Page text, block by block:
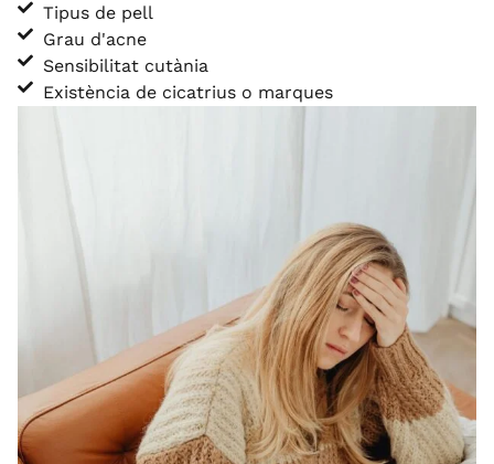
Tipus de pell
Grau d'acne
Sensibilitat cutània
Existència de cicatrius o marques